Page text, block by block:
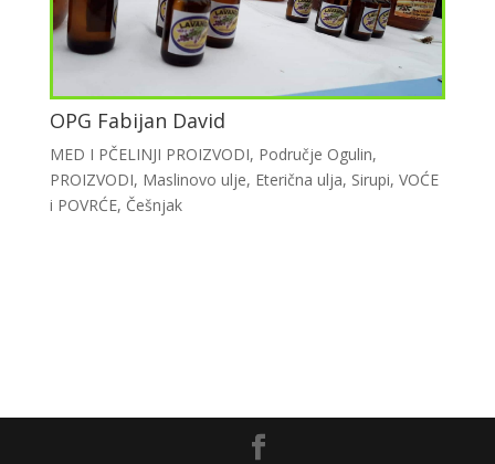
OPG Fabijan David
MED I PČELINJI PROIZVODI, Područje Ogulin,
PROIZVODI, Maslinovo ulje, Eterična ulja, Sirupi, VOĆE
i POVRĆE, Češnjak